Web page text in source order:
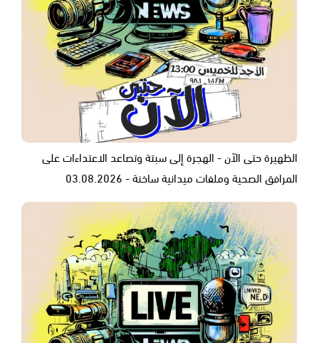
الظهيرة حتى الآن - الهجرة إلى سبتة وتصاعد الاعتداءات على
المرافق الصحية وملفات ميدانية ساخنة - 03.08.2026